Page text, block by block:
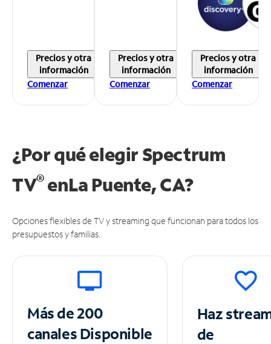
Precios y otra
información
Comenzar
Precios y otra
información
Comenzar
Precios y otra
información
Comenzar
¿Por qué elegir Spectrum
TV®enLa Puente, CA?
Opciones flexibles de TV y streaming que funcionan para todos los
presupuestos y familias.
Más de 200
canalesDisponible
Haz
de